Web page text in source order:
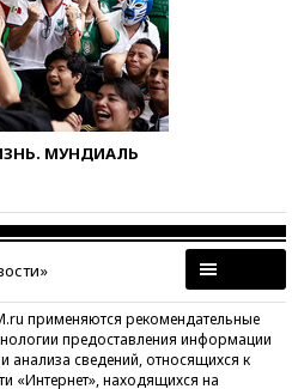
МУНДИАЛЬ
применяются рекомендательные
предоставления информации
анализа сведений, относящихся к
«Интернет», находящихся на